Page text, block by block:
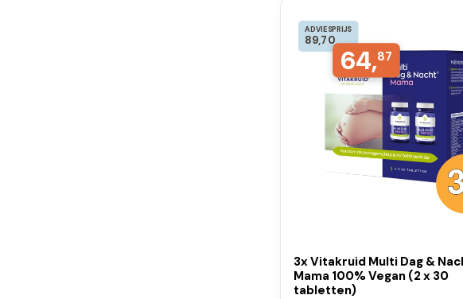
ADVIESPRIJS
89,70
64,87
3x Vitakruid Multi Dag &
Mama 100% Vegan (2 x 30
tabletten)